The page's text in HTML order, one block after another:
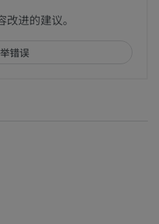
进的建议。
错误